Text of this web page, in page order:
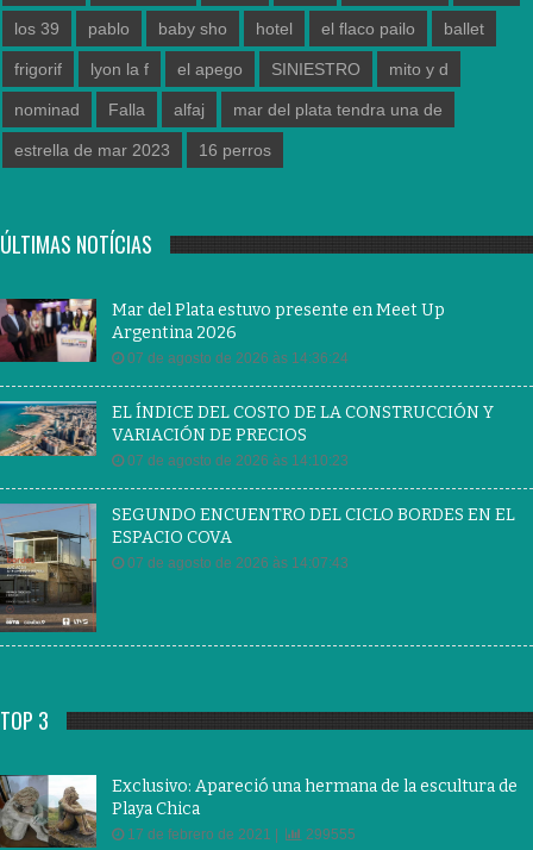
los 39 pablo baby sho hotel el flaco pailo ballet
frigorif lyon la f el apego SINIESTRO mito y d
nominad Falla alfaj mar del plata tendra una de
estrella de mar 2023 16 perros
ÚLTIMAS NOTÍCIAS
Mar del Plata estuvo presente en Meet Up
Argentina 2026
07 de agosto de 2026 às 14:36:24
EL ÍNDICE DEL COSTO DE LA CONSTRUCCIÓN Y
VARIACIÓN DE PRECIOS
07 de agosto de 2026 às 14:10:23
SEGUNDO ENCUENTRO DEL CICLO BORDES EN EL
ESPACIO COVA
07 de agosto de 2026 às 14:07:43
TOP 3
Exclusivo: Apareció una hermana de la escultura de
Playa Chica
17 de febrero de 2021 | 299555